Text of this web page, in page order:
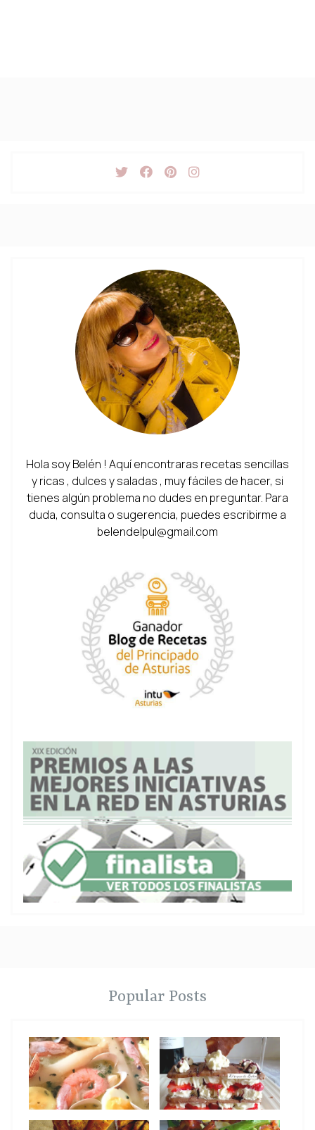
Hola soy Belén ! Aquí encontraras recetas sencillas
y ricas , dulces y saladas , muy fáciles de hacer, si
tienes algún problema no dudes en preguntar. Para
duda, consulta o sugerencia, puedes escribirme a
belendelpul@gmail.com
Popular Posts